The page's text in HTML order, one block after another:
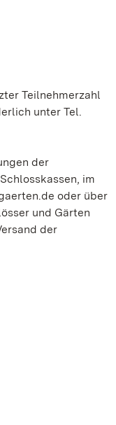
Teilnehmerzahl
unter Tel.
der
im
oder über
und Gärten
der